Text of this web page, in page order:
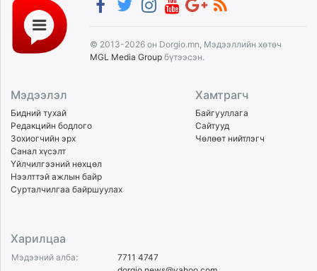
© 2013-2026 он Dorgio.mn, Мэдээллийн хөтөч
MGL Media Group бүтээсэн.
Мэдээлэл
Бидний тухай
Редакцийн бодлого
Зохиогчийн эрх
Санал хүсэлт
Үйлчилгээний нөхцөл
Нээлттэй ажлын байр
Сурталчилгаа байршуулах
Хамтрагч
Байгууллага
Сайтууд
Чөлөөт нийтлэгч
Харилцаа
Мэдээний алба:
7711 4747